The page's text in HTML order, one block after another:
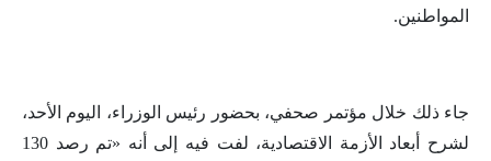
المواطنين.
جاء ذلك خلال مؤتمر صحفي، بحضور رئيس الوزراء، اليوم الأحد،
لشرح أبعاد الأزمة الاقتصادية، لفت فيه إلى أنه «تم رصد 130